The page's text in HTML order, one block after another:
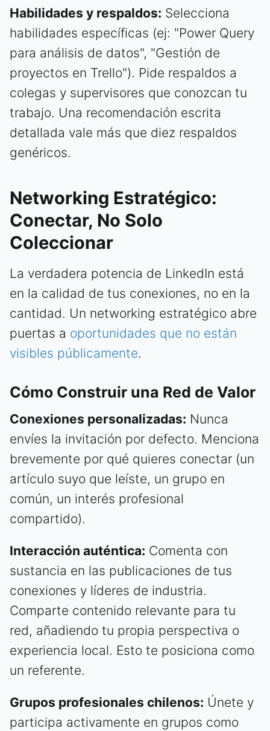
Habilidades y respaldos: Selecciona
habilidades específicas (ej: "Power Query
para análisis de datos", "Gestión de
proyectos en Trello"). Pide respaldos a
colegas y supervisores que conozcan tu
trabajo. Una recomendación escrita
detallada vale más que diez respaldos
genéricos.
Networking Estratégico:
Conectar, No Solo
Coleccionar
La verdadera potencia de LinkedIn está
en la calidad de tus conexiones, no en la
cantidad. Un networking estratégico abre
puertas a oportunidades que no están
visibles públicamente.
Cómo Construir una Red de Valor
Conexiones personalizadas: Nunca
envíes la invitación por defecto. Menciona
brevemente por qué quieres conectar (un
artículo suyo que leíste, un grupo en
común, un interés profesional
compartido).
Interacción auténtica: Comenta con
sustancia en las publicaciones de tus
conexiones y líderes de industria.
Comparte contenido relevante para tu
red, añadiendo tu propia perspectiva o
experiencia local. Esto te posiciona como
un referente.
Grupos profesionales chilenos: Únete y
participa activamente en grupos como